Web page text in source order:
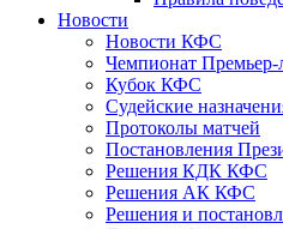
Новости
Новости КФС
Чемпионат
Кубок КФС
Судейские
Протоколы матчей
Постановления
Решения КДК КФС
Решения АК КФС
Решения и